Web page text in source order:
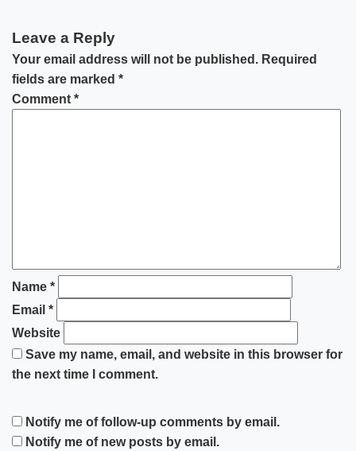
Leave a Reply
Your email address will not be published. Required
fields are marked *
Comment *
Name *
Email *
Website
Save my name, email, and website in this browser for
the next time I comment.
Notify me of follow-up comments by email.
Notify me of new posts by email.